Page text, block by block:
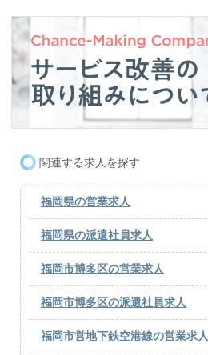
関連する求人を探す
福岡県の営業求人
福岡県の派遣社員求人
福岡市博多区の営業求人
福岡市博多区の派遣社員求人
福岡市営地下鉄空港線の営業求人